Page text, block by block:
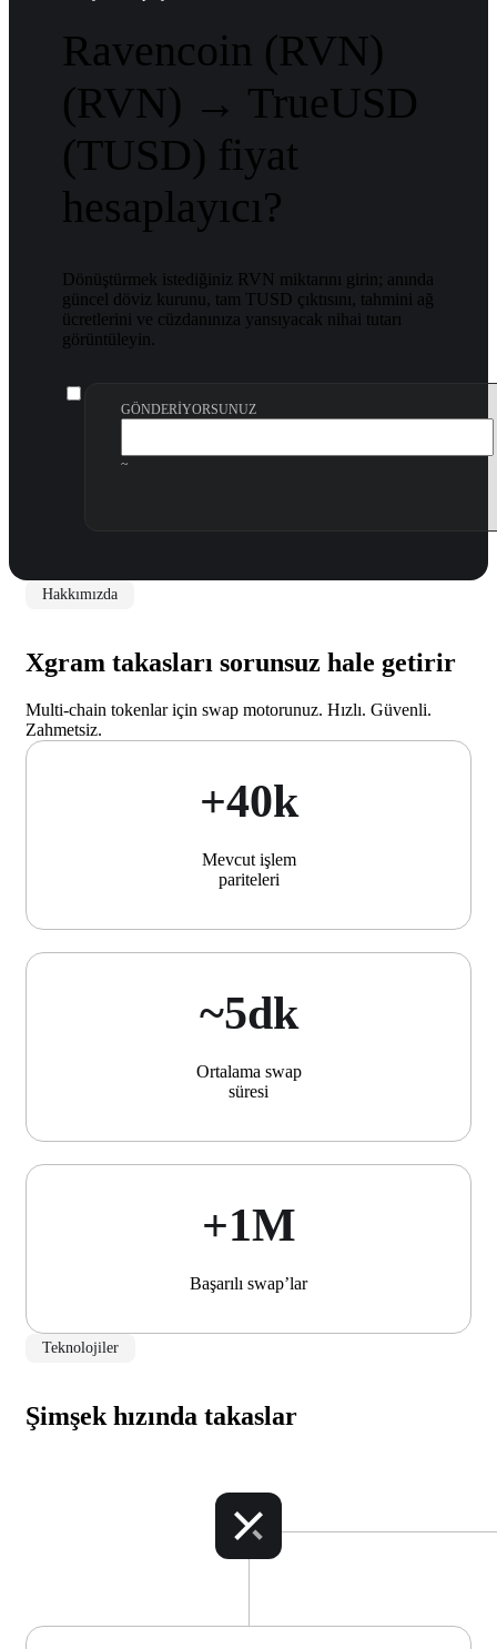
Ravencoin (RVN)
(RVN) → TrueUSD
(TUSD) fiyat
hesaplayıcı?
Dönüştürmek istediğiniz RVN miktarını girin; anında
güncel döviz kurunu, tam TUSD çıktısını, tahmini ağ
ücretlerini ve cüzdanınıza yansıyacak nihai tutarı
görüntüleyin.
GÖNDERIYORSUNUZ
~
Hakkımızda
Xgram takasları sorunsuz hale getirir
Multi-chain tokenlar için swap motorunuz. Hızlı. Güvenli.
Zahmetsiz.
+40k
Mevcut işlem
pariteleri
~5dk
Ortalama swap
süresi
+1М
Başarılı swap’lar
Teknolojiler
Şimşek hızında takaslar